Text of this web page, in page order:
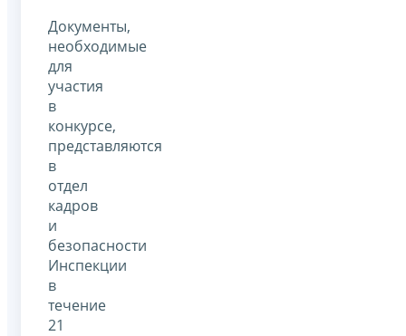
Документы,
необходимые
для
участия
в
конкурсе,
представляются
в
отдел
кадров
и
безопасности
Инспекции
в
течение
21